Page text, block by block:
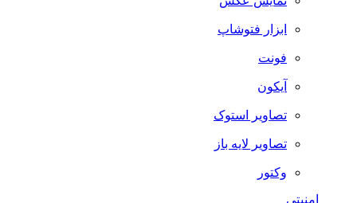
ابزار فتوشاپ
فونت
آیکون
تصاویر استوک
تصاویر لایه باز
وکتور